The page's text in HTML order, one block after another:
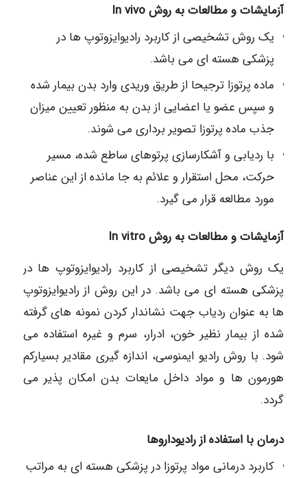
آزمایشات و مطالعات به روش In vivo
یک روش تشخیصی از کاربرد رادیوایزوتوپ ها در
پزشکی هسته ای می باشد.
ماده پرتوزا ترجیحا از طریق وریدی وارد بدن بیمار شده
و سپس عضو یا اعضایی از بدن به منظور تعیین میزان
جذب ماده پرتوزا تصویر برداری می شوند.
با ردیابی و آشکارسازی پرتوهای ساطع شده، مسیر
حرکت، محل استقرار و علائم به جا مانده از این عناصر
مورد مطالعه قرار می گیرد.
آزمایشات و مطالعات به روش In vitro
یک روش دیگر تشخیصی از کاربرد رادیوایزوتوپ ها در
پزشکی هسته ای می باشد. در این روش از رادیوایزوتوپ
ها به عنوان ردیاب جهت نشاندار کردن نمونه های گرفته
شده از بیمار نظیر خون، ادرار، سرم و غیره استفاده می
شود. با روش رادیو ایمنوسی، اندازه گیری مقادیر بسیارکم
هورمون ها و مواد داخل مایعات بدن امکان پذیر می
گردد.
درمان با استفاده از رادیوداروها
کاربرد درمانی مواد پرتوزا در پزشکی هسته ای به مراتب